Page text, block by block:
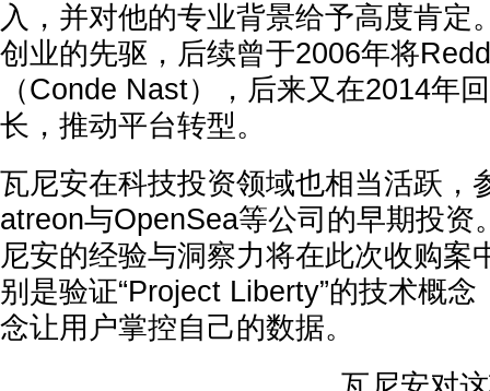
入，并对他的专业背景给予高度肯定
创业的先驱，后续曾于2006年将
（Conde Nast），后来又在2014年
长，推动平台转型。
瓦尼安在科技投资领域也相当活跃，
atreon与OpenSea等公司的早期投资
尼安的经验与洞察力将在此次收购案
别是验证“Project Liberty”的技术概
念让用户掌控自己的数据。